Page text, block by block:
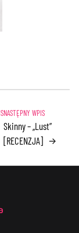
Skinny – „Lust”
[RECENZJA] →